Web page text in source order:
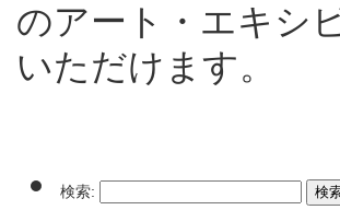
のアート・エキシ
いただけます。
検索: